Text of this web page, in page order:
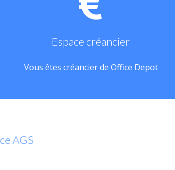
Espace créancier
Vous êtes créancier de Office Depot
AGS